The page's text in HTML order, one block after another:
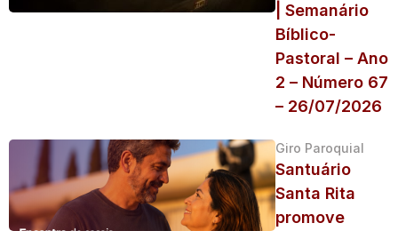
| Semanário
Bíblico-
Pastoral – Ano
2 – Número 67
– 26/07/2026
Giro Paroquial
Santuário
Santa Rita
promove